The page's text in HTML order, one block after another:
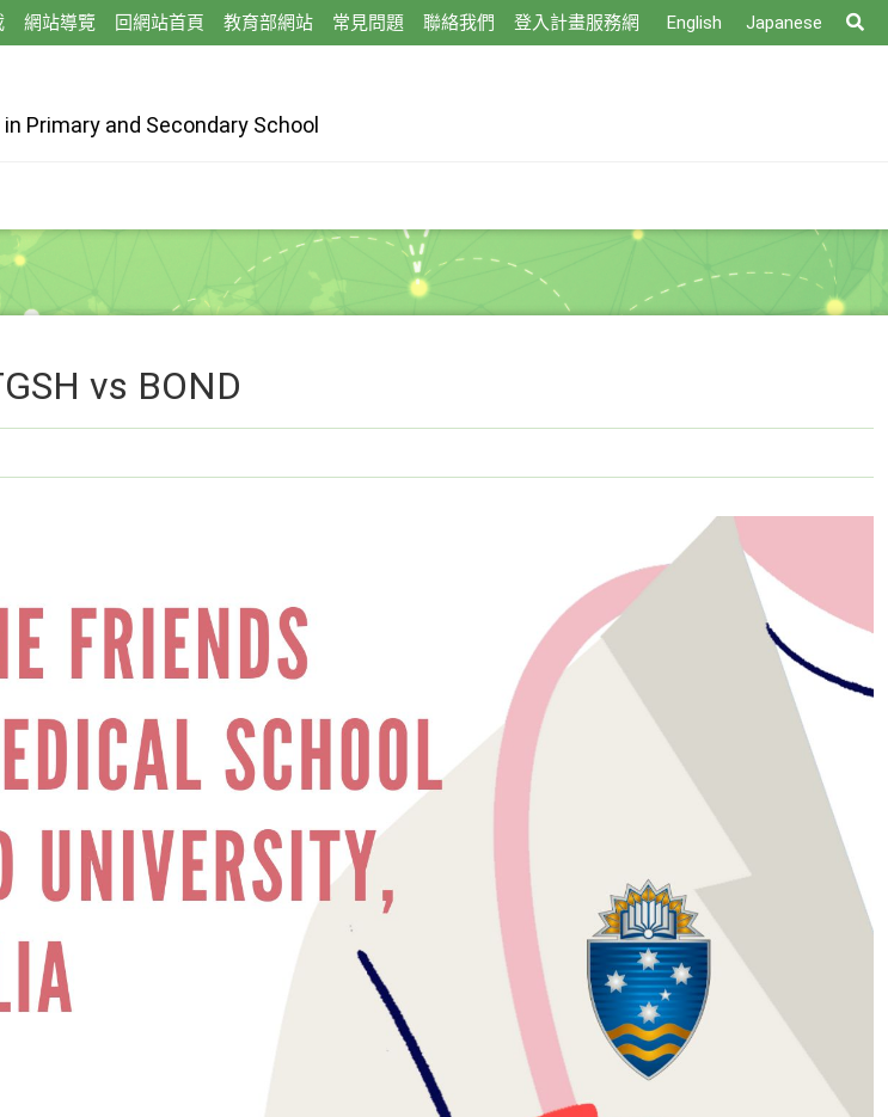
網站導覽 回網站首頁 教育部網站 常見問題 聯絡我們 登入計畫服務網 English Japanese
尋
Primary and Secondary School
vs BOND